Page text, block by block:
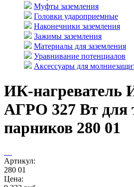
Муфты заземления
Головки удароприемные
Наконечники заземления
Зажимы заземления
Материалы для заземления
Уравнивание потенциалов
Аксессуары для
ИК-
АГРО 327 Вт для
парников 280 01
Артикул:
280 01
Цена: